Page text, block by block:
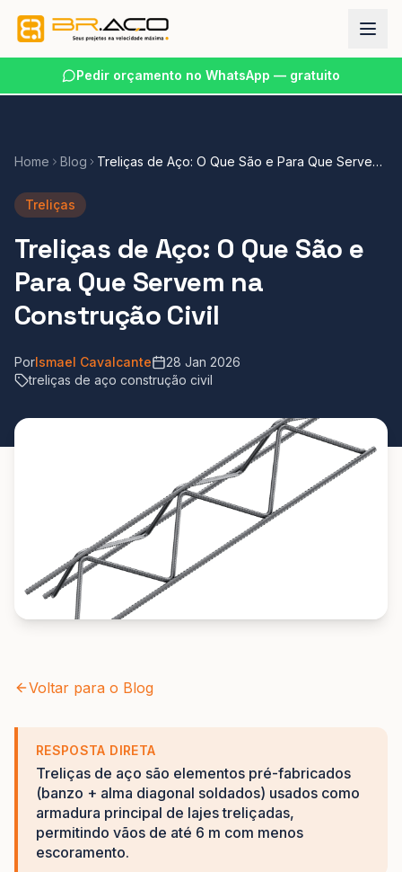
Pedir orçamento no WhatsApp — gratuito
Home Blog
Treliças de Aço: O Que São e Para Que Servem
Treliças
Treliças de Aço: O Que São e
Para Que Servem na
Construção Civil
PorIsmael Cavalcante
28 Jan 2026
treliças de aço construção civil
Voltar para o Blog
RESPOSTA DIRETA
Treliças de aço são elementos pré-fabricados
(banzo + alma diagonal soldados) usados como
armadura principal de lajes treliçadas,
permitindo vãos de até 6 m com menos
escoramento.